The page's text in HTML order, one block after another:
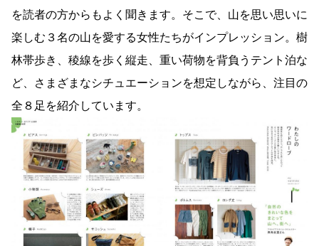
を読者の方からもよく聞きます。そこで、山を思い思いに
楽しむ３名の山を愛する女性たちがインプレッション。樹
林帯歩き、稜線を歩く縦走、重い荷物を背負うテント泊な
ど、さまざまなシチュエーションを想定しながら、注目の
全８足を紹介しています。